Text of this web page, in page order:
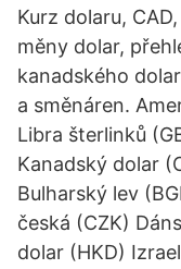
Kurz dolaru,
měny dolar,
kanadského
a směnáren.
Libra šterlinků
Kanadský dolar
Bulharský lev
česká (CZK)
dolar (HKD)